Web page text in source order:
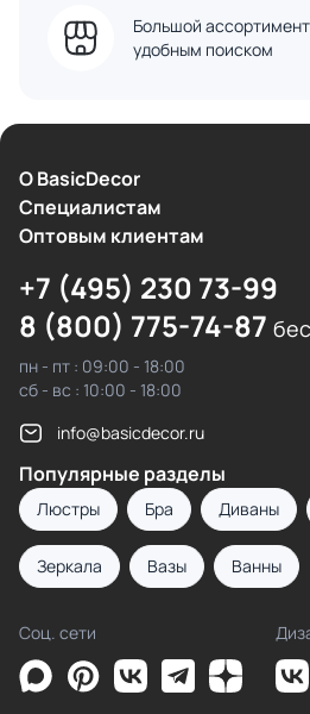
Большой
удобным поиском
О BasicDecor
Cпециалистам
Оптовым клиентам
+7 (495) 230 73-99
8 (800) 775-74-87
пн - пт : 09:00 - 18:00
сб - вс : 10:00 - 18:00
info@basicdecor.ru
Популярные разделы
Люстры Бра Диваны
Зеркала Вазы Ванны
Соц. сети